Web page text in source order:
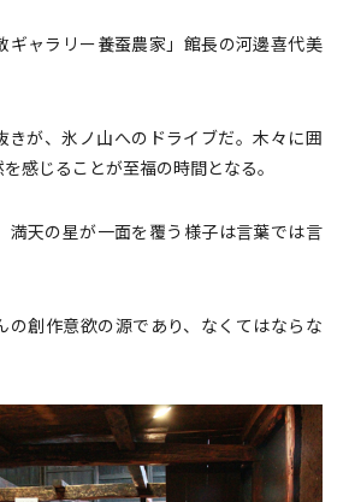
ギャラリー養蚕農家」館長の河邊喜代美
きが、氷ノ山へのドライブだ。木々に囲
感じることが至福の時間となる。
満天の星が一面を覆う様子は言葉では言
の創作意欲の源であり、なくてはならな